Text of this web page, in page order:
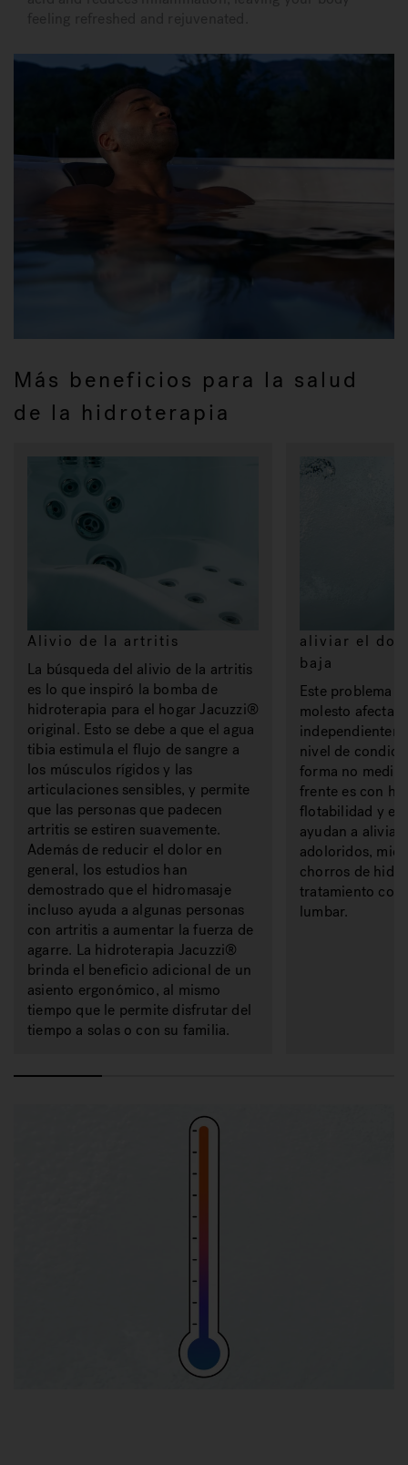
Más beneficios para la salud
de la hidroterapia
Alivio de la artritis
La búsqueda del alivio de la artritis
es lo que inspiró la bomba de
hidroterapia para el hogar Jacuzzi®
original. Esto se debe a que el agua
tibia estimula el flujo de sangre a
los músculos rígidos y las
articulaciones sensibles, y permite
que las personas que padecen
artritis se estiren suavemente.
Además de reducir el dolor en
general, los estudios han
demostrado que el hidromasaje
incluso ayuda a algunas personas
con artritis a aumentar la fuerza de
agarre. La hidroterapia Jacuzzi®
brinda el beneficio adicional de un
asiento ergonómico, al mismo
tiempo que le permite disfrutar del
tiempo a solas o con su familia.
aliviar el
baja
Este problema
molesto afecta
nivel de
forma no
frente es con
flotabilidad y el
ayudan a aliviar
adoloridos,
chorros de
tratamiento
lumbar.